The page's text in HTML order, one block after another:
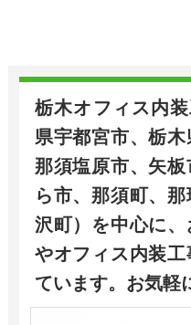
栃木オフィス内
県宇都宮市、栃木
那須塩原市、矢板
ら市、那須町、
沢町）を中心に
やオフィス内装
ています。お気軽